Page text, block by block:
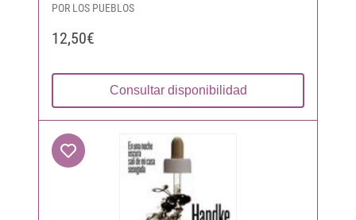
POR LOS PUEBLOS
12,50€
Consultar disponibilidad